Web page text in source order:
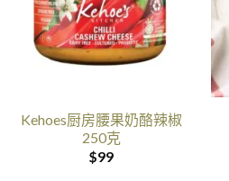
Kehoes厨房腰果奶酪辣椒
250克
$99